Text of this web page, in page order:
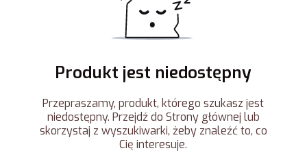
Produkt jest niedostępny
Przepraszamy, produkt, którego szukasz jest
niedostępny. Przejdź do Strony głównej lub
skorzystaj z wyszukiwarki, żeby znaleźć to, co
Cię interesuje.